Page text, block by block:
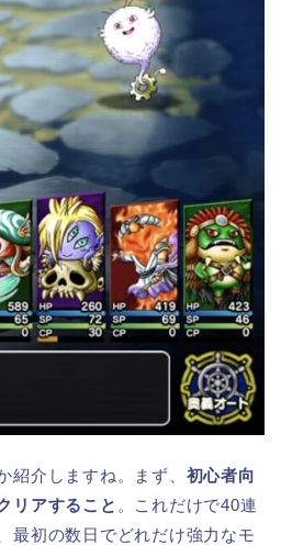
紹介しますね。まず、 初心者向
リアすること 。これだけで40連
最初の数日でどれだけ強力なモ